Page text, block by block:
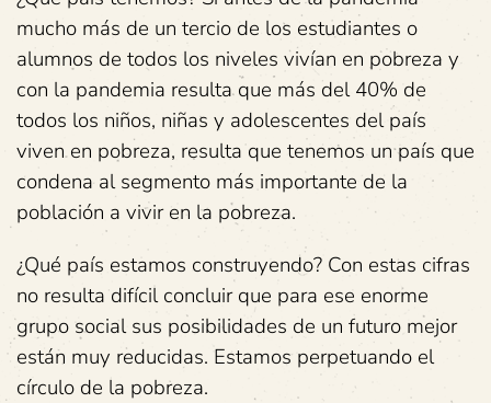
mucho más de un tercio de los estudiantes o
alumnos de todos los niveles vivían en pobreza y
con la pandemia resulta que más del 40% de
todos los niños, niñas y adolescentes del país
viven en pobreza, resulta que tenemos un país que
condena al segmento más importante de la
población a vivir en la pobreza.
¿Qué país estamos construyendo? Con estas cifras
no resulta difícil concluir que para ese enorme
grupo social sus posibilidades de un futuro mejor
están muy reducidas. Estamos perpetuando el
círculo de la pobreza.